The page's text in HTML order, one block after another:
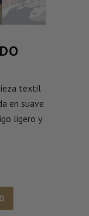
textil
en suave
ligero y